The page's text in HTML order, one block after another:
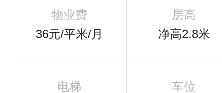
物业费
36元/平米/月
层高
净高2.8米
电梯
车位